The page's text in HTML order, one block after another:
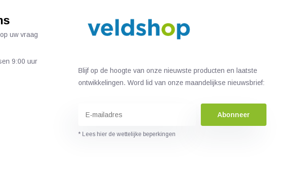
uw vraag
9:00 uur
Blijf op de hoogte van onze nieuwste producten en laatste
ontwikkelingen. Word lid van onze maandelijkse nieuwsbrief:
Abonneer
* Lees hier de wettelijke beperkingen